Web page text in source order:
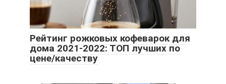
Рейтинг рожковых кофеварок для
дома 2021-2022: ТОП лучших по
цене/качеству